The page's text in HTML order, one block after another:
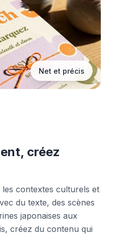
Net et précis
créez
contextes culturels et
du texte, des scènes
japonaises aux
créez du contenu qui